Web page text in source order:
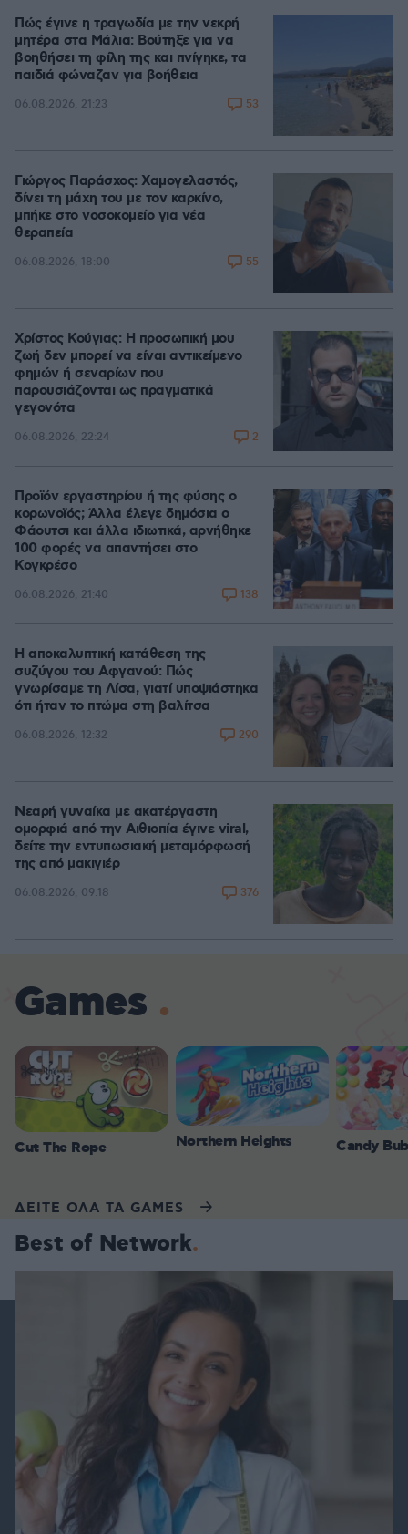
Πώς έγινε η τραγωδία με την νεκρή
μητέρα στα Μάλια: Βούτηξε για να
βοηθήσει τη φίλη της και πνίγηκε, τα
παιδιά φώναζαν για βοήθεια
06.08.2026, 21:23 53
Γιώργος Παράσχος: Χαμογελαστός,
δίνει τη μάχη του με τον καρκίνο,
μπήκε στο νοσοκομείο για νέα
θεραπεία
06.08.2026, 18:00 55
Χρίστος Κούγιας: Η προσωπική μου
ζωή δεν μπορεί να είναι αντικείμενο
φημών ή σεναρίων που
παρουσιάζονται ως πραγματικά
γεγονότα
06.08.2026, 22:24 2
Προϊόν εργαστηρίου ή της φύσης ο
κορωνοϊός; Άλλα έλεγε δημόσια ο
Φάουτσι και άλλα ιδιωτικά, αρνήθηκε
100 φορές να απαντήσει στο
Κογκρέσο
06.08.2026, 21:40 138
Η αποκαλυπτική κατάθεση της
συζύγου του Αφγανού: Πώς
γνωρίσαμε τη Λίσα, γιατί υποψιάστηκα
ότι ήταν το πτώμα στη βαλίτσα
06.08.2026, 12:32 290
Νεαρή γυναίκα με ακατέργαστη
ομορφιά από την Αιθιοπία έγινε viral,
δείτε την εντυπωσιακή μεταμόρφωσή
της από μακιγιέρ
06.08.2026, 09:18 376
Games
Cut The Rope Northern Heights Candy
ΔΕΙΤΕ ΟΛΑ ΤΑ GAMES
Best of Network